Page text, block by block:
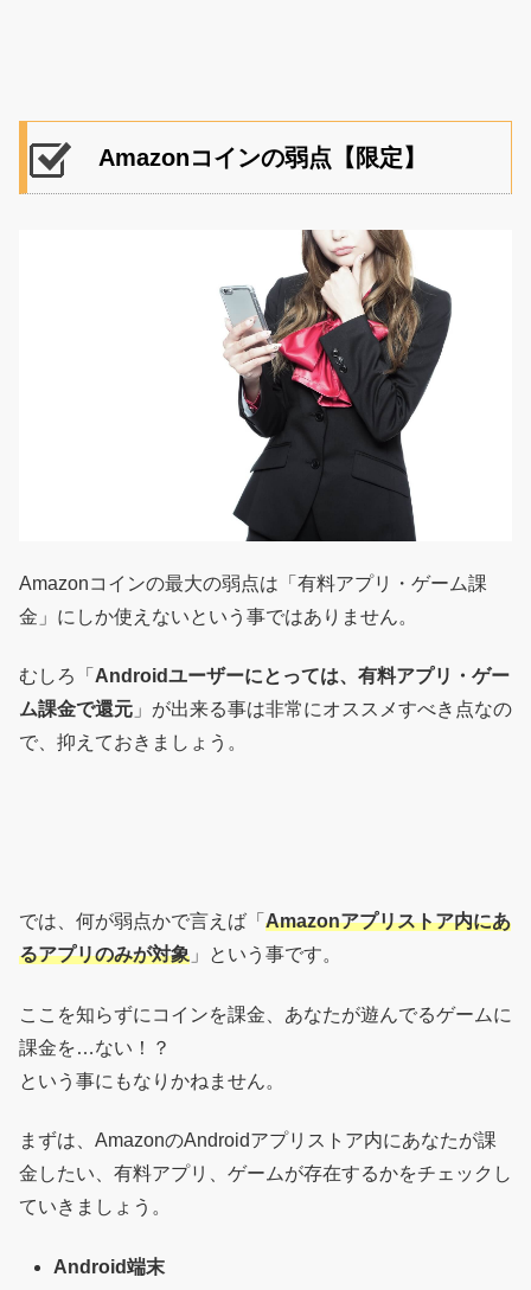
Amazonコインの弱点【限定】
Amazonコインの最大の弱点は「有料アプリ・ゲーム課
金」にしか使えないという事ではありません。
むしろ「 Androidユーザーにとっては、有料アプリ・ゲー
ム課金で還元 」が出来る事は非常にオススメすべき点なの
で、抑えておきましょう。
では、何が弱点かで言えば「 Amazonアプリストア内にあ
るアプリのみが対象 」という事です。
ここを知らずにコインを課金、あなたが遊んでるゲームに
課金を…ない！？
という事にもなりかねません。
まずは、AmazonのAndroidアプリストア内にあなたが課
金したい、有料アプリ、ゲームが存在するかをチェックし
ていきましょう。
Android端末